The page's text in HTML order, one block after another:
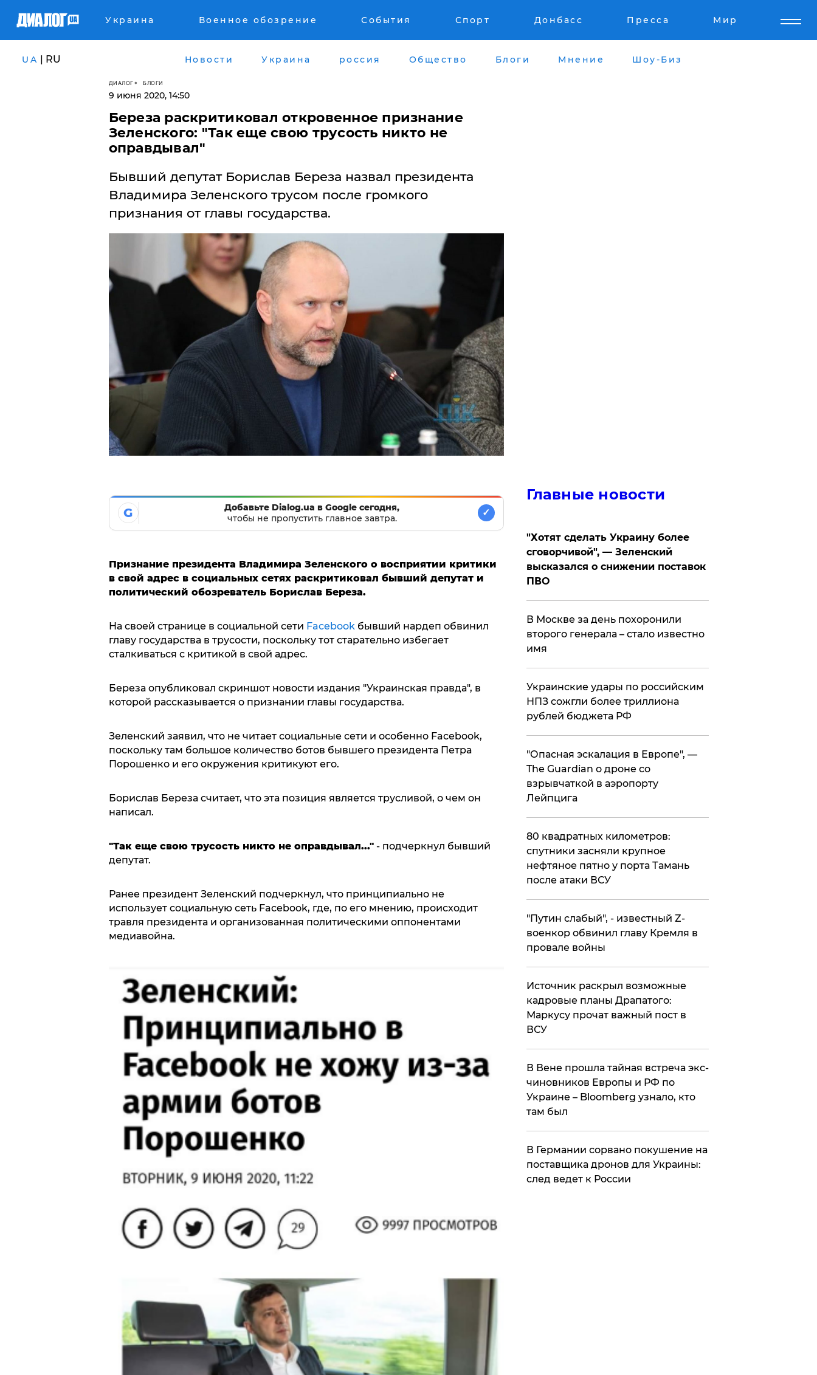
Украина Военное обозрение События Спорт Донбасс Пресса Мир
UA | RU Новости Украина россия Общество Блоги Мнение Шоу-Биз
ДИАЛОГ БЛОГИ
9 июня 2020, 14:50
Береза раскритиковал откровенное признание
Зеленского: "Так еще свою трусость никто не
оправдывал"
​Бывший депутат Борислав Береза назвал президента
Владимира Зеленского трусом после громкого
признания от главы государства.
G
Добавьте Dialog.ua в Google сегодня,
чтобы не пропустить главное завтра.
✓
Признание президента Владимира Зеленского о восприятии критики
в свой адрес в социальных сетях раскритиковал бывший депутат и
политический обозреватель Борислав Береза.
На своей странице в социальной сети Facebook бывший нардеп обвинил
главу государства в трусости, поскольку тот старательно избегает
сталкиваться с критикой в свой адрес.
Береза опубликовал скриншот новости издания "Украинская правда", в
которой рассказывается о признании главы государства.
Зеленский заявил, что не читает социальные сети и особенно Facebook,
поскольку там большое количество ботов бывшего президента Петра
Порошенко и его окружения критикуют его.
Борислав Береза считает, что эта позиция является трусливой, о чем он
написал.
"Так еще свою трусость никто не оправдывал..."- подчеркнул бывший
депутат.
Ранее президент Зеленский подчеркнул, что принципиально не
использует социальную сеть Facebook, где, по его мнению, происходит
травля президента и организованная политическими оппонентами
медиавойна.
Главные новости
​"Хотят сделать Украину более
сговорчивой", — Зеленский
высказался о снижении поставок
ПВО
В Москве за день похоронили
второго генерала – стало известно
имя
Украинские удары по российским
НПЗ сожгли более триллиона
рублей бюджета РФ
"Опасная эскалация в Европе", —
The Guardian о дроне со
взрывчаткой в аэропорту
Лейпцига
80 квадратных километров:
спутники засняли крупное
нефтяное пятно у порта Тамань
после атаки ВСУ
​"Путин слабый", - известный Z-
военкор обвинил главу Кремля в
провале войны
​Источник раскрыл возможные
кадровые планы Драпатого:
Маркусу прочат важный пост в
ВСУ
В Вене прошла тайная встреча экс-
чиновников Европы и РФ по
Украине – Bloomberg узнало, кто
там был
​В Германии сорвано покушение на
поставщика дронов для Украины:
след ведет к России